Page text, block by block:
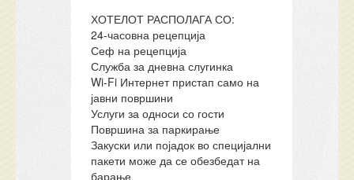
ХОТЕЛОТ РАСПОЛАГА СО:
24-часовна рецепција
Сеф на рецепција
Служба за дневна слугинка
Wi-Fi Интернет пристап само на
јавни површини
Услуги за односи со гости
Површина за паркирање
Закуски или појадок во специјални
пакети може да се обезбедат на
барање